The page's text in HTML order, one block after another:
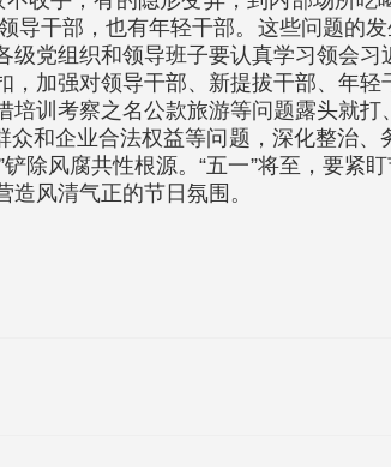
干部，也有年轻干部。这些问题的发
党组织和领导班子要认真学习领会
加强对领导干部、新提拔干部、年
训考察之名公款旅游等问题露头就打
和企业合法权益等问题，深化整治
除风腐共性根源。“五一”将至，要紧
风清气正的节日氛围。